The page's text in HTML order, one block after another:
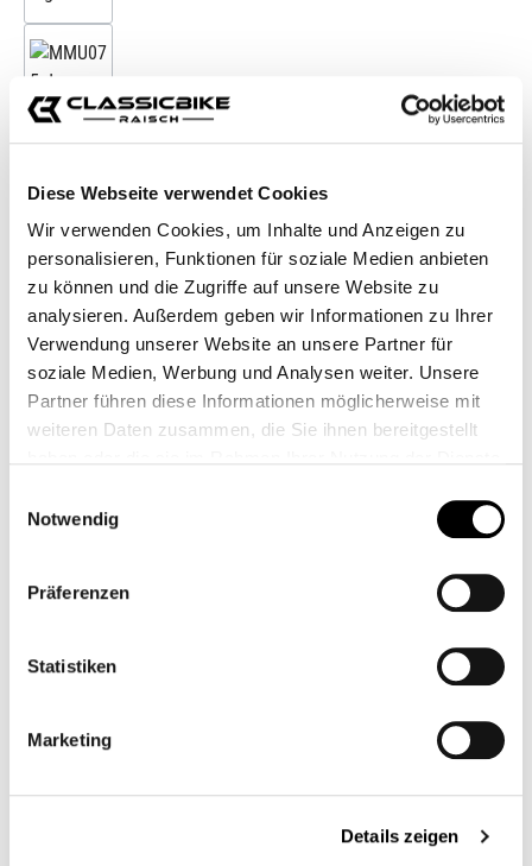
Diese Webseite verwendet Cookies
Wir verwenden Cookies, um Inhalte und Anzeigen zu
personalisieren, Funktionen für soziale Medien anbieten
zu können und die Zugriffe auf unsere Website zu
analysieren. Außerdem geben wir Informationen zu Ihrer
Verwendung unserer Website an unsere Partner für
soziale Medien, Werbung und Analysen weiter. Unsere
Partner führen diese Informationen möglicherweise mit
weiteren Daten zusammen, die Sie ihnen bereitgestellt
Notwendig
Präferenzen
Statistiken
Marketing
Details zeigen
Tornillos de acero inoxidable para
las tapas de los frenos
55,95 €*
Precios con IVA incluido, más gastos de envío
Seleccione
Color
Añadir a la lista de deseos
Shop-Número:
Descripción
Tapón de líquido de frenos negro de aluminio fundido a